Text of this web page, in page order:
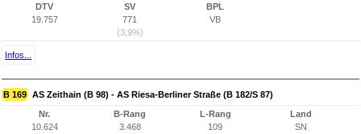
DTV
19.757
SV
771
(3,9%)
BPL
VB
Infos...
B 169 AS Zeithain (B 98) - AS Riesa-Berliner Straße (B 182/S 87)
Nr.
10.624
B-Rang
3.468
L-Rang
109
Land
SN